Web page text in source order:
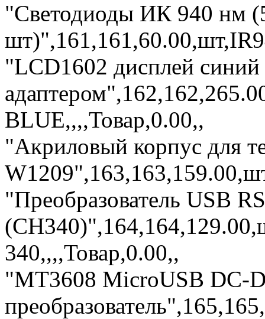
"Светодиоды ИК 940 нм
"LCD1602 дисплей
BLUE,,,,Товар,0.00,,
"Акриловый корпус для
"Преобразователь USB
340,,,,Товар,0.00,,
"MT3608 MicroUSB DC-